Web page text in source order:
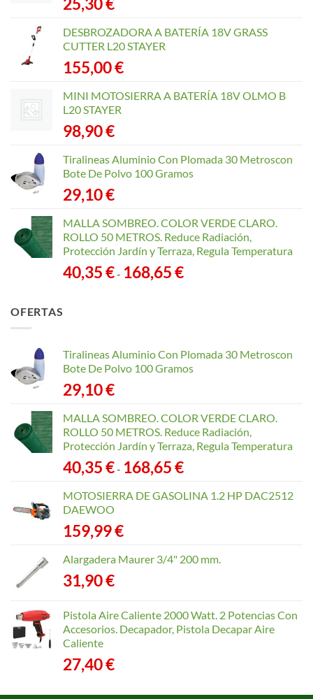
DESBROZADORA A BATERÍA 18V GRASS
CUTTER L20 STAYER
155,00€
MINI MOTOSIERRA A BATERÍA 18V OLMO B
L20 STAYER
98,90€
Tiralineas Aluminio Con Plomada 30 Metroscon
Bote De Polvo 100 Gramos
29,10€
MALLA SOMBREO. COLOR VERDE CLARO.
ROLLO 50 METROS. Reduce Radiación,
Protección Jardín y Terraza, Regula Temperatura
40,35€- 168,65€Rango
168,65 €
OFERTAS
Tiralineas Aluminio Con Plomada 30 Metroscon
Bote De Polvo 100 Gramos
29,10€
MALLA SOMBREO. COLOR VERDE CLARO.
ROLLO 50 METROS. Reduce Radiación,
Protección Jardín y Terraza, Regula Temperatura
40,35€- 168,65€Rango
precios:
MOTOSIERRA DE GASOLINA 1.2 HP DAC2512
DAEWOO
159,99€
Alargadera Maurer 3/4" 200 mm.
31,90€
Pistola Aire Caliente 2000 Watt. 2 Potencias Con
Accesorios. Decapador, Pistola Decapar Aire
Caliente
27,40€